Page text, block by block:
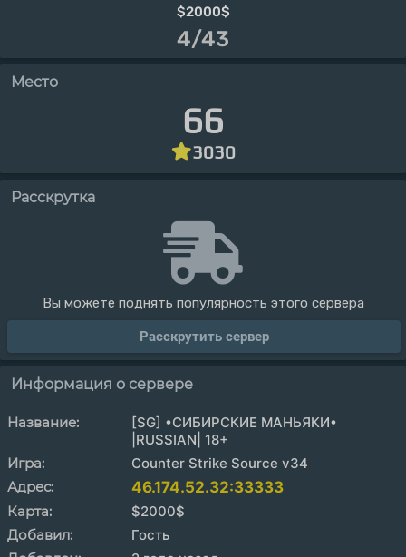
$2000$
4/43
Место
66
3030
Расскрутка
Вы можете поднять популярность этого сервера
Расскрутить сервер
Информация о сервере
Название:
[SG] •СИБИРСКИЕ МАНЬЯКИ•
|RUSSIAN| 18+
Игра:
Counter Strike Source v34
Адрес:
46.174.52.32:33333
Карта:
$2000$
Добавил:
Гость